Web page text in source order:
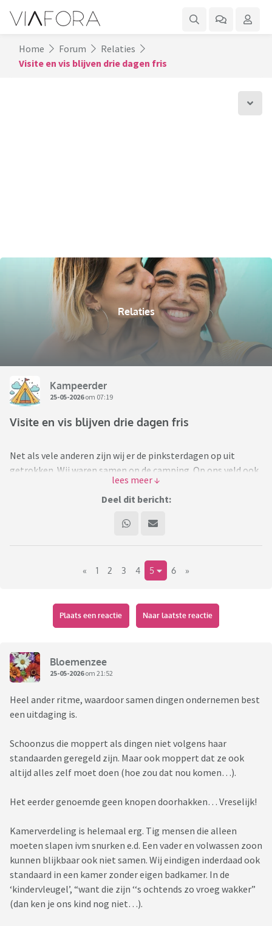
Home Forum
Relaties
Visite en vis blijven drie dagen fris
Relaties
Kampeerder
25-05-2026om 07:19
Visite en vis blijven drie dagen fris
Net als vele anderen zijn wij er de pinksterdagen op uit
getrokken. Wij waren samen op de camping. Op ons veld ook
een aantal groepen met familie en/of vrienden. Zag er eerst
heel gezellig uit maar gisteren bij de buren toch meerdere
baby en deed niks voor iedereen. De oudste was te veel aan
het regelen volgens een van de anderen. Waarom snapte 'zij
zonder zonder kinderen' niet hoe druk het voor de anderen
was om voor al die kleintjes te zorgen?
Later hadden we het er met vrienden (die hier dichtbij wonen
en even een bakkie kwamen doen) over. Zij doen dit soort
dingen niet meer met familie, wij ook niet. Gewoon omdat er
Gaan jullie nog op familieweekend en hoe vind je dat?
Deel dit bericht:
« 1 2 3 4 5 6 »
Plaats een reactie Naar laatste reactie
Bloemenzee
25-05-2026om 21:52
Heel ander ritme, waardoor samen dingen ondernemen best
een uitdaging is.
Schoonzus die moppert als dingen niet volgens haar
standaarden geregeld zijn. Maar ook moppert dat ze ook
altijd alles zelf moet doen (hoe zou dat nou komen…).
Het eerder genoemde geen knopen doorhakken… Vreselijk!
Kamerverdeling is helemaal erg. Tig mensen die alleen
moeten slapen ivm snurken e.d. Een vader en volwassen zoon
kunnen blijkbaar ook niet samen. Wij eindigen inderdaad ook
standaard in een kamer zonder eigen badkamer. In de
‘kindervleugel’, “want die zijn ‘‘s ochtends zo vroeg wakker”
(dan ken je ons kind nog niet…).